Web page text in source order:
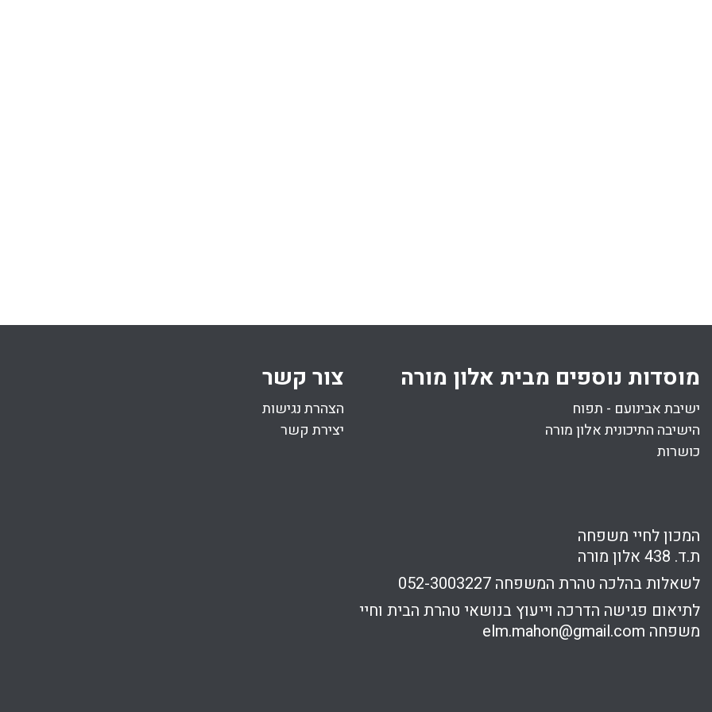
מוסדות נוספים מבית אלון מורה
ישיבת אבינועם - תפוח
הישיבה התיכונית אלון מורה
כושרות
צור קשר
הצהרת נגישות
יצירת קשר
המכון לחיי משפחה
ת.ד. 438 אלון מורה
לשאלות בהלכה טהרת המשפחה 052-3003227
לתיאום פגישה הדרכה וייעוץ בנושאי טהרת הבית וחיי
משפחה elm.mahon@gmail.com